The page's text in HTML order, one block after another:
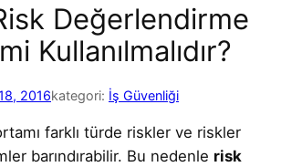
Değerlendirme
Kullanılmalıdır?
2016kategori: İş Güvenliği
farklı türde riskler ve riskler
barındırabilir. Bu nedenle risk